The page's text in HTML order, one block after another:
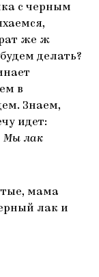
с черным
же ж
делать?
в
Знаем,
идет:
Мы лак
мама
лак и